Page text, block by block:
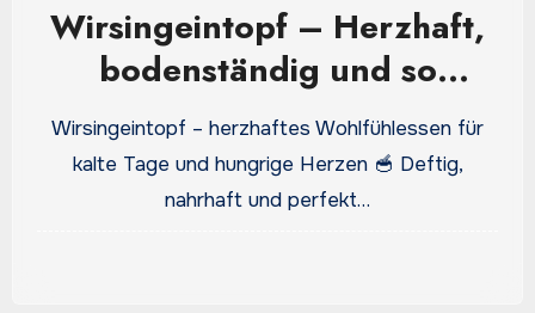
Wirsingeintopf – Herzhaft,
bodenständig und so
wohltuend wie eine
Umarmung
Wirsingeintopf – herzhaftes Wohlfühlessen für
kalte Tage und hungrige Herzen 🥣 Deftig,
nahrhaft und perfekt…